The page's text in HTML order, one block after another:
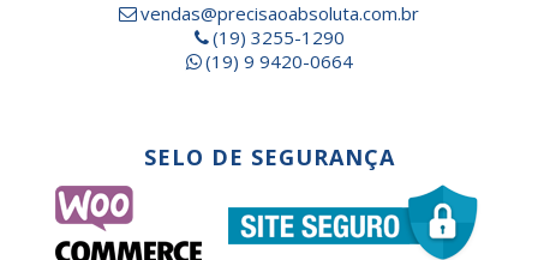
vendas@precisaoabsoluta.com.br
(19) 3255-1290
(19) 9 9420-0664
SELO DE SEGURANÇA